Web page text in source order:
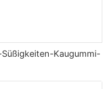
Kaugummi-